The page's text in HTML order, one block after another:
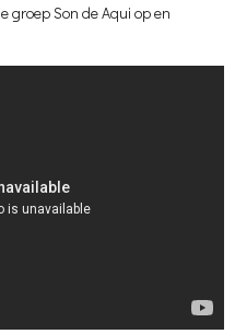
groep Son de Aqui op en